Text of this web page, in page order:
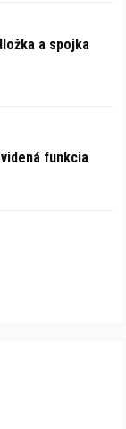
a spojka
funkcia